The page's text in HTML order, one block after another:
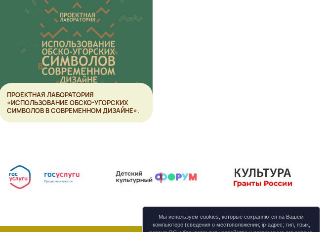
ПРОЕКТНАЯ ЛАБОРАТОРИЯ
«ИСПОЛЬЗОВАНИЕ ОБСКО-УГОРСКИХ
СИМВОЛОВ В СОВРЕМЕННОМ ДИЗАЙНЕ».
Мы используем cookies, которые сохраняются на Вашем
компьютере (сведения о местоположении; ip-адрес; тип, язык,